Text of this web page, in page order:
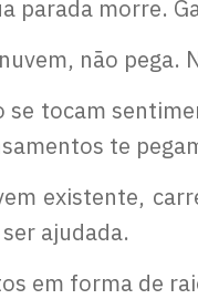
parada morre.
não pega.
se tocam
te
existente,
ajudada.
em forma de